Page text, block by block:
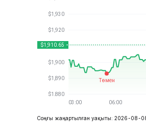
Соңғы жаңартылған уақыты: 2026-08-